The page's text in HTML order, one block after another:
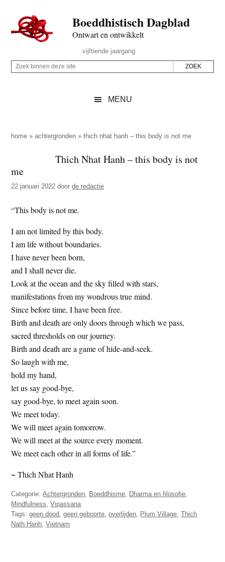
naar
de
inhoud
secondary
naar
de
sidebar
naar
de
Boeddhistisch Dagblad
Ontwart en ontwikkelt
Rechts
vijftiende jaargang
Z
p
z
e
s
t
e
Z
i
e
n
e
e
s
i
t
e
MENU
home »achtergronden »thich nhat hanh – this body is not me
Thich Nhat Hanh – this body is not
me
22 januari 2022 doorde redactie
“This body is not me.
I am not limited by this body.
I am life without boundaries.
I have never been born,
and I shall never die.
Look at the ocean and the sky filled with stars,
manifestations from my wondrous true mind.
Since before time, I have been free.
Birth and death are only doors through which we pass,
sacred thresholds on our journey.
Birth and death are a game of hide-and-seek.
So laugh with me,
hold my hand,
let us say good-bye,
say good-bye, to meet again soon.
We meet today.
We will meet again tomorrow.
We will meet at the source every moment.
We meet each other in all forms of life.”
~ Thich Nhat Hanh
Categorie:Achtergronden Boeddhisme Dharma en filosofie
Mindfulness ,Vipassana
Tags:geen dood ,geen geboorte ,overlijden Plum Village ,Thich
Nath Hanh ,Vietnam